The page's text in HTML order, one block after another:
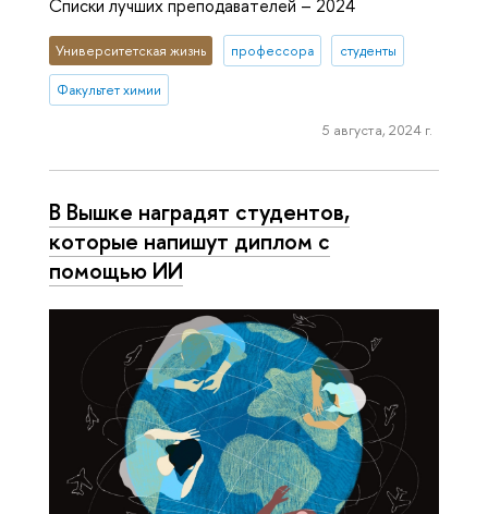
Списки лучших преподавателей – 2024
Университетская жизнь профессора студенты
Факультет химии
5 августа, 2024 г.
В Вышке наградят студентов,
которые напишут диплом с
помощью ИИ